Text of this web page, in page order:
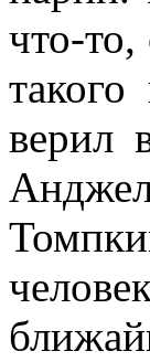
что-
верил